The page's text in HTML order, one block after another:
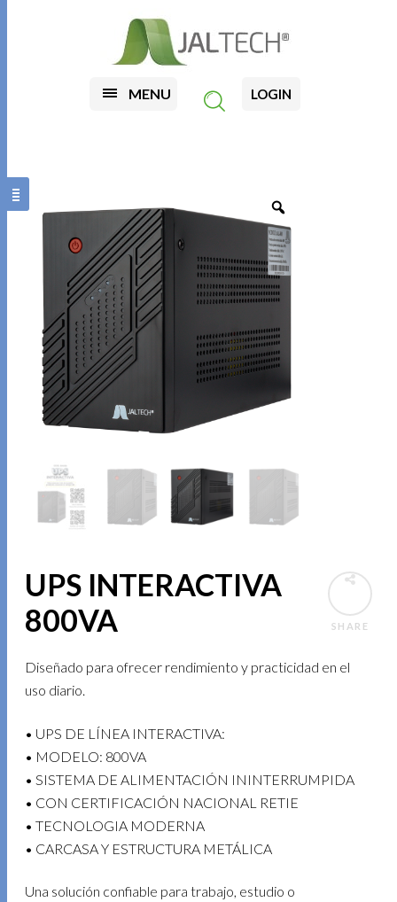
MENU LOGIN
SHARE
UPS INTERACTIVA
800VA
Diseñado para ofrecer rendimiento y practicidad en el
uso diario.
• UPS DE LÍNEA INTERACTIVA:
• MODELO: 800VA
• SISTEMA DE ALIMENTACIÓN ININTERRUMPIDA
• CON CERTIFICACIÓN NACIONAL RETIE
• TECNOLOGIA MODERNA
• CARCASA Y ESTRUCTURA METÁLICA
Una solución confiable para trabajo, estudio o